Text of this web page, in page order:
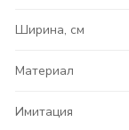
Ширина, см
Материал
Имитация